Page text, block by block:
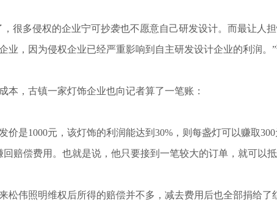
很多侵权的企业宁可抄袭也不愿意自己研发设计。而最让人
业，因为侵权企业已经严重影响到自主研发设计企业的利润。”
本，古镇一家灯饰企业也向记者算了一笔账：
价是1000元，该灯饰的利润能达到30%，则每盏灯可以赚取
回赔偿费用。也就是说，他只要接到一笔较大的订单，就可以抵
松伟照明维权后所得的赔偿并不多，减去费用后也全部捐给了